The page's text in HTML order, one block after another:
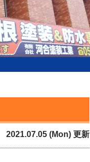
2021.07.05 (Mon) 更新